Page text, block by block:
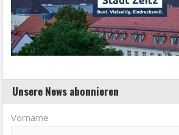
Unsere News abonnieren
Vorname